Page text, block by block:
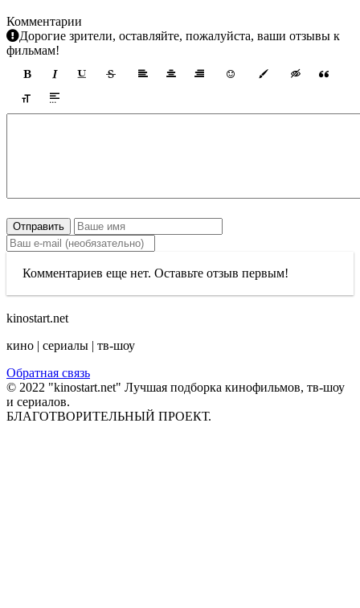
Комментарии
Дорогие зрители, оставляйте, пожалуйста, ваши отзывы к
фильмам!
Отправить
Комментариев еще нет. Оставьте отзыв первым!
kinostart.net
кино | сериалы | тв-шоу
Обратная связь
© 2022 "kinostart.net" Лучшая подборка кинофильмов, тв-шоу
и сериалов.
БЛАГОТВОРИТЕЛЬНЫЙ ПРОЕКТ.